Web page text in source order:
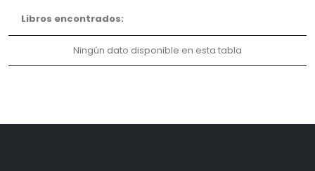
Libros encontrados:
Ningún dato disponible en esta tabla